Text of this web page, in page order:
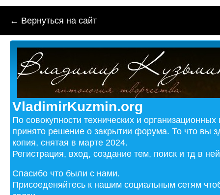
← Вернуться на сайт
VladimirKuzmin.org
По совокупности технических и
принято решение о закрытии форума. То что вы
копия, снятая в марте 2024.
Регистрация, вход, создание тем, поиск и тд в
Спасибо что были с нами.
Присоеденяйтесь к нашим социальным сетям